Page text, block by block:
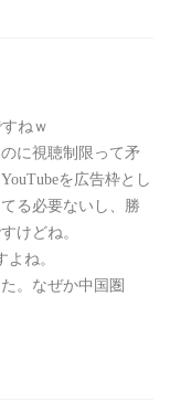
ねｗ
に視聴制限って矛
を広告枠とし
る必要ないし、勝
けどね。
ね。
。なぜか中国圏